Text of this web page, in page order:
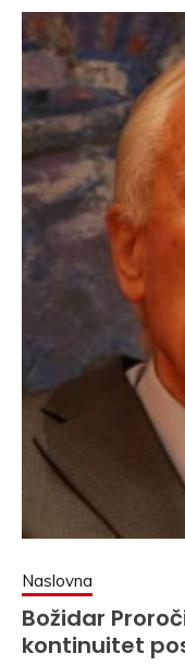
Naslovna
Božidar
kontinuitet